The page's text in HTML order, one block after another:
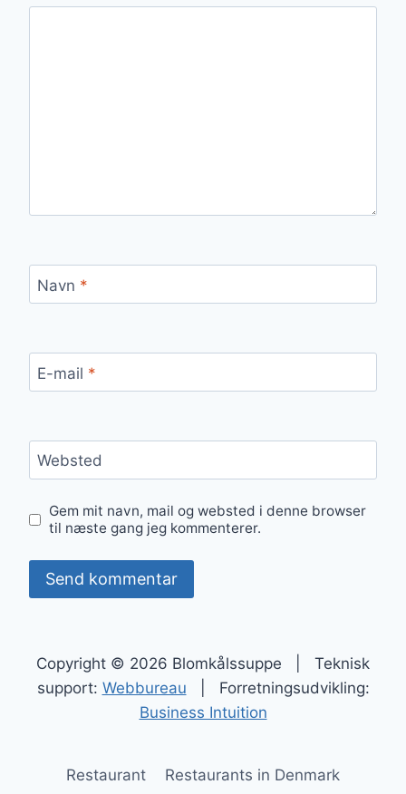
Navn *
E-mail *
Websted
Gem mit navn, mail og websted i denne browser
til næste gang jeg kommenterer.
Copyright © 2026 Blomkålssuppe | Teknisk
support: Webbureau | Forretningsudvikling:
Business Intuition
Restaurant Restaurants in Denmark